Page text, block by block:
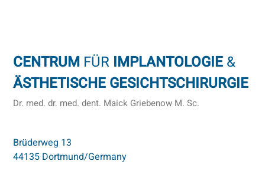
CENTRUM FÜR IMPLANTOLOGIE &
ÄSTHETISCHE GESICHTSCHIRURGIE
Dr. med. dr. med. dent. Maick Griebenow M. Sc.
Brüderweg 13
44135 Dortmund/Germany